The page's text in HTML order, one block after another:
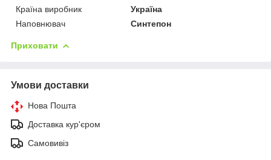
Країна виробник
Україна
Наповнювач
Синтепон
Приховати
Умови доставки
Нова Пошта
Доставка кур'єром
Самовивіз